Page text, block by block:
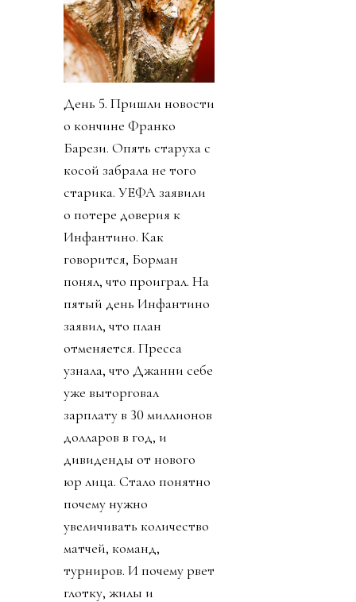
День 5. Пришли новости
о кончине Франко
Барези. Опять старуха с
косой забрала не того
старика. УЕФА заявили
о потере доверия к
Инфантино. Как
говорится, Борман
понял, что проиграл. На
пятый день Инфантино
заявил, что план
отменяется. Пресса
узнала, что Джанни себе
уже выторговал
зарплату в 30 миллионов
долларов в год, и
дивиденды от нового
юр лица. Стало понятно
почему нужно
увеличивать количество
матчей, команд,
турниров. И почему рвет
глотку, жилы и